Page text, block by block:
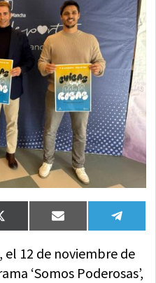
Compartir
en
X
(Twitter)
Compartir
en
Email
en
el 12 de noviembre de
‘Somos Poderosas’,